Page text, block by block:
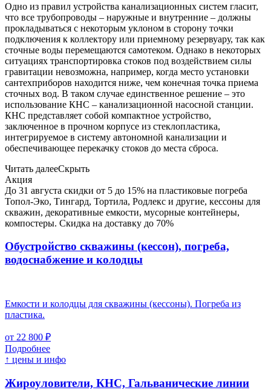
Одно из правил устройства канализационных систем гласит,
что все трубопроводы – наружные и внутренние – должны
прокладываться с некоторым уклоном в сторону точки
подключения к коллектору или приемному резервуару, так как
сточные воды перемещаются самотеком. Однако в некоторых
ситуациях транспортировка стоков под воздействием силы
гравитации невозможна, например, когда место установки
сантехприборов находится ниже, чем конечная точка приема
сточных вод. В таком случае единственное решение – это
использование КНС – канализационной насосной станции.
КНС представляет собой компактное устройство,
заключенное в прочном корпусе из стеклопластика,
интегрируемое в систему автономной канализации и
обеспечивающее перекачку стоков до места сброса.
Читать далееСкрыть
Акция
До 31 августа скидки от 5 до 15% на пластиковые погреба
Топол-Эко, Тингард, Тортила, Родлекс и другие, кессоны для
скважин, декоративные емкости, мусорные контейнеры,
компостеры. Скидка на доставку до 70%
Обустройство скважины (кессон), погреба,
водоснабжение и колодцы
Емкости и колодцы для скважины (кессоны). Погреба из
пластика.
от 22 800 ₽
Подробнее
↑ цены и инфо
Жироуловители, КНС, Гальванические линии